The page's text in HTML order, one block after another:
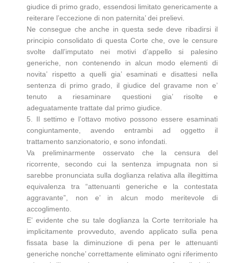
giudice di primo grado, essendosi limitato genericamente a
reiterare l’eccezione di non paternita’ dei prelievi.
Ne consegue che anche in questa sede deve ribadirsi il
principio consolidato di questa Corte che, ove le censure
svolte dall’imputato nei motivi d’appello si palesino
generiche, non contenendo in alcun modo elementi di
novita’ rispetto a quelli gia’ esaminati e disattesi nella
sentenza di primo grado, il giudice del gravame non e’
tenuto a riesaminare questioni gia’ risolte e
adeguatamente trattate dal primo giudice.
5. Il settimo e l’ottavo motivo possono essere esaminati
congiuntamente, avendo entrambi ad oggetto il
trattamento sanzionatorio, e sono infondati.
Va preliminarmente osservato che la censura del
ricorrente, secondo cui la sentenza impugnata non si
sarebbe pronunciata sulla doglianza relativa alla illegittima
equivalenza tra “attenuanti generiche e la contestata
aggravante”, non e’ in alcun modo meritevole di
accoglimento.
E’ evidente che su tale doglianza la Corte territoriale ha
implicitamente provveduto, avendo applicato sulla pena
fissata base la diminuzione di pena per le attenuanti
generiche nonche’ correttamente eliminato ogni riferimento